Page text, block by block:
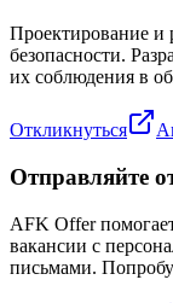
Проектирование и
безопасности.
их соблюдения в
Откликнуться
Отправляйте
AFK Offer
вакансии с
письмами.